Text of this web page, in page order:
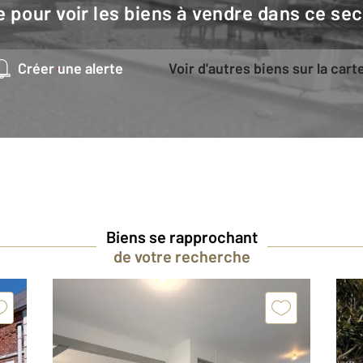
pour voir les biens à vendre dans ce
Créer une alerte Voir d'autres biens sur la
Biens se rapprochant
de votre recherche